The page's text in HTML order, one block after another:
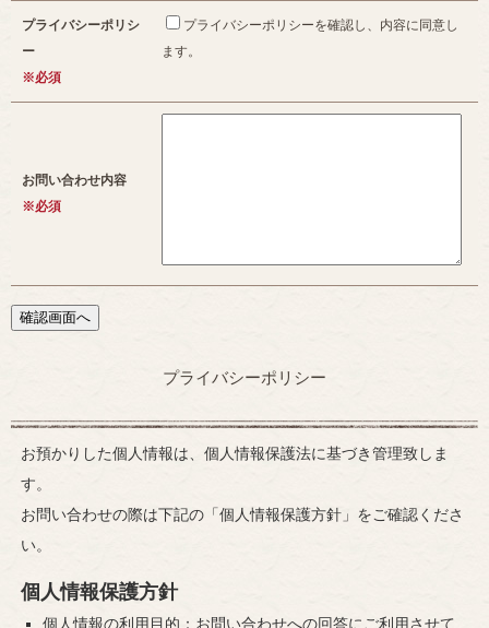
プライバシーポリシ
ー
※必須
プライバシーポリシーを確認し、内容に同意し
ます。
お問い合わせ内容
※必須
プライバシーポリシー
お預かりした個人情報は、個人情報保護法に基づき管理致しま
す。
お問い合わせの際は下記の「個人情報保護方針」をご確認くださ
い。
個人情報保護方針
個人情報の利用目的：お問い合わせへの回答にご利用させて